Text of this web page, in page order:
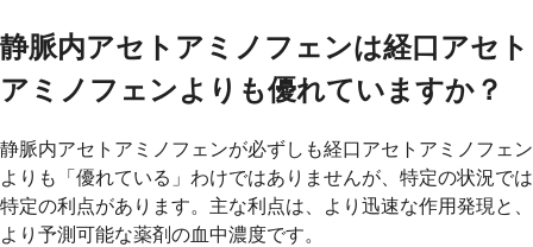
静脈内アセトアミノフェンは経口アセト
アミノフェンよりも優れていますか？
静脈内アセトアミノフェンが必ずしも経口アセトアミノフェン
よりも「優れている」わけではありませんが、特定の状況では
特定の利点があります。主な利点は、より迅速な作用発現と、
より予測可能な薬剤の血中濃度です。